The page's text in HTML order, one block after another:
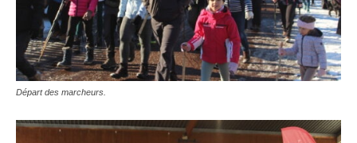
Départ des marcheurs.